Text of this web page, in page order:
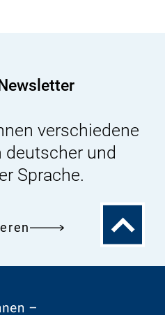
verschiedene
deutscher und
Sprache.
Zum